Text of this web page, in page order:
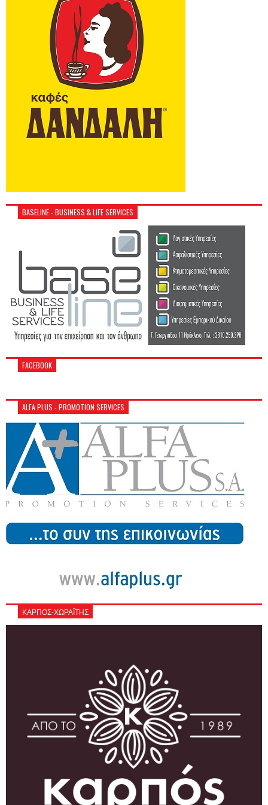
BASELINE - BUSINESS & LIFE SERVICES
FACEBOOK
ALFA PLUS - PROMOTION SERVICES
ΚΑΡΠΟΣ-ΧΩΡΑΪΤΗΣ